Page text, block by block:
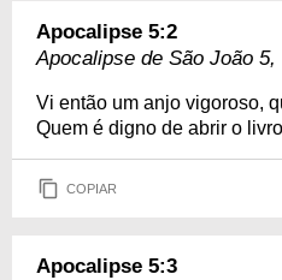
Apocalipse 5:2
Apocalipse de São João
Vi então um anjo vigoroso,
Quem é digno de abrir o
COPIAR
Apocalipse 5:3